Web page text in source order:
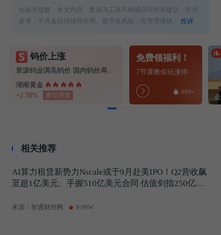
金融界提醒：本文内容、数据与工具不构成任何投资建议，仅供
参考，不具备任何指导作用。股市有风险，投资需谨慎！投诉
钨价上涨
湖南黄金
+2.50%
重组预案
免费领福利！
7节课教你玩涨停
相关推荐
AI算力租赁新势力Nscale或于9月赴美IPO！Q2营收飙
至超1亿美元、手握510亿美元合同 估值剑指250亿美
来源：智通财经网 9.99W